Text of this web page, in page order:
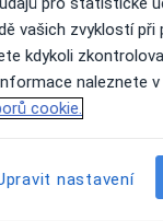
vašich zvyklostí při
kdykoli
naleznete v
cookie.
nastavení